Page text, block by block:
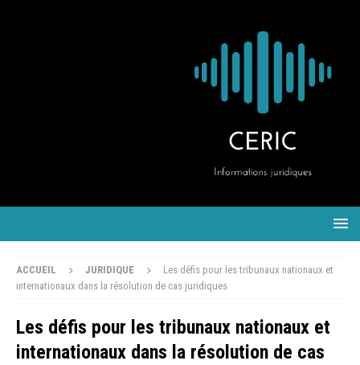
ACCUEIL JURIDIQUE
Les défis pour les tribunaux nationaux et
internationaux dans la résolution de cas juridiques
Les défis pour les tribunaux nationaux et
internationaux dans la résolution de cas